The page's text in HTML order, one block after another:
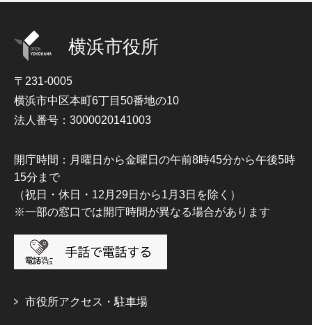
横浜市役所
〒231-0005
横浜市中区本町6丁目50番地の10
法人番号：3000020141003
開庁時間：月曜日から金曜日の午前8時45分から午後5時
15分まで
（祝日・休日・12月29日から1月3日を除く）
※一部の窓口では開庁時間が異なる場合があります
市役所アクセス・駐車場